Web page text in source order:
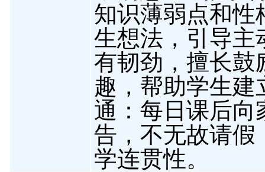
知识薄弱点和性
生想法，引导主
有韧劲，擅长鼓
趣，帮助学生建
通：每日课后向
告，不无故请假
学连贯性。